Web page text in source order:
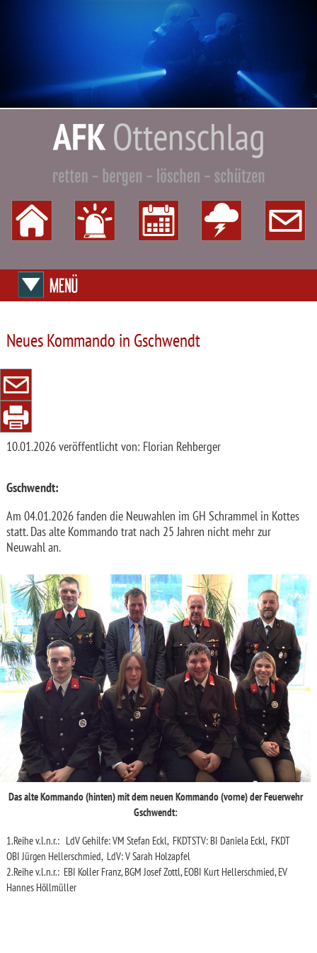
Neues Kommando in Gschwendt
10.01.2026veröffentlicht von: Florian Rehberger
Gschwendt:
Am 04.01.2026 fanden die Neuwahlen im GH Schrammel in Kottes
statt. Das alte Kommando trat nach 25 Jahren nicht mehr zur
Neuwahl an.
Das alte Kommando (hinten) mit dem neuen Kommando (vorne) der Feuerwehr
Gschwendt:
1.Reihe v.l.n.r.: LdV Gehilfe: VM Stefan Eckl, FKDTSTV: BI Daniela Eckl, FKDT
OBI Jürgen Hellerschmied, LdV: V Sarah Holzapfel
2.Reihe v.l.n.r.: EBI Koller Franz, BGM Josef Zottl, EOBI Kurt Hellerschmied, EV
Hannes Höllmüller